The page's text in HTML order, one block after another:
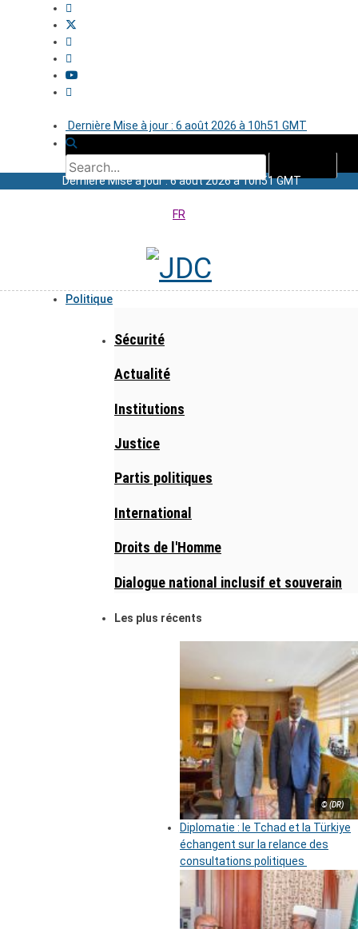
Dernière Mise à jour : 6 août 2026 à 10h51 GMT
Dernière Mise à jour : 6 août 2026 à 10h51 GMT
FR
Politique
Sécurité
Actualité
Institutions
Justice
Partis politiques
International
Droits de l'Homme
Dialogue national inclusif et souverain
Les plus récents
© (DR)
Diplomatie : le Tchad et la Türkiye
échangent sur la relance des
consultations politiques